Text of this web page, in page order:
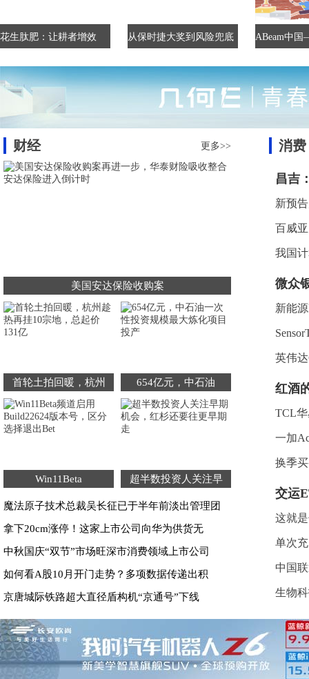
花生肽肥：让耕者增效 从保时捷大奖到风险兜底 ABeam中
财经 更多>>
美国安达保险收购案
首轮土拍回暖，杭州 654亿元，中石油
Win11Beta 超半数投资人关注早
魔法原子技术总裁吴长征已于半年前淡出管理团
拿下20cm涨停！这家上市公司向华为供货无
中秋国庆“双节”市场旺深市消费领域上市公司
如何看A股10月开门走势？多项数据传递出积
京唐城际铁路超大直径盾构机“京通号”下线
消费
昌吉
新预
百威
我国
微众
新能
英伟
红酒
TCL
一加
换季
交运
这就
单次
中国
生物